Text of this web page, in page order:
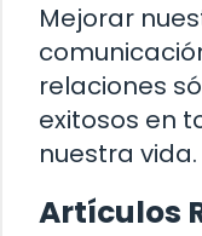
Mejorar
relaciones
exitosos en
nuestra vida.
Artículos